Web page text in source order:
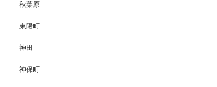
秋葉原
東陽町
神田
神保町